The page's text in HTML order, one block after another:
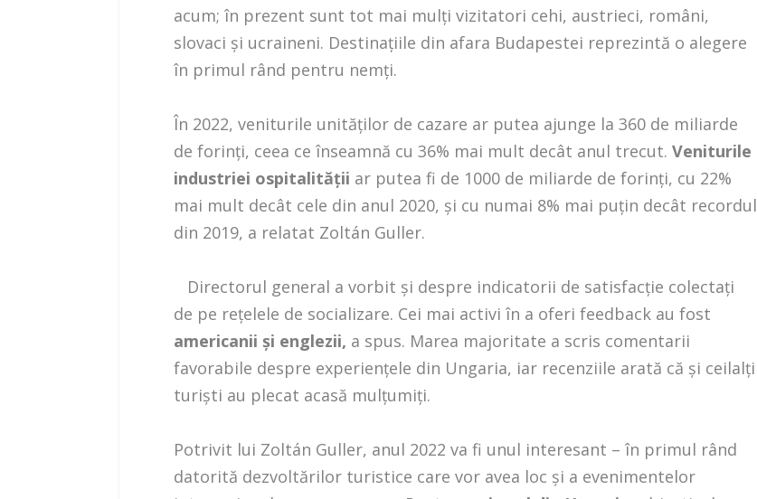
acum; în prezent sunt tot mai mulţi vizitatori cehi, austrieci, români,
slovaci şi ucraineni. Destinaţiile din afara Budapestei reprezintă o alegere
în primul rând pentru nemţi.
În 2022, veniturile unităţilor de cazare ar putea ajunge la 360 de miliarde
de forinţi, ceea ce înseamnă cu 36% mai mult decât anul trecut. Veniturile
industriei ospitalităţii ar putea fi de 1000 de miliarde de forinţi, cu 22%
mai mult decât cele din anul 2020, şi cu numai 8% mai puţin decât recordul
din 2019, a relatat Zoltán Guller.
Directorul general a vorbit şi despre indicatorii de satisfacţie colectaţi
de pe reţelele de socializare. Cei mai activi în a oferi feedback au fost
americanii şi englezii, a spus. Marea majoritate a scris comentarii
favorabile despre experienţele din Ungaria, iar recenziile arată că şi ceilalţi
turişti au plecat acasă mulţumiţi.
Potrivit lui Zoltán Guller, anul 2022 va fi unul interesant – în primul rând
datorită dezvoltărilor turistice care vor avea loc şi a evenimentelor